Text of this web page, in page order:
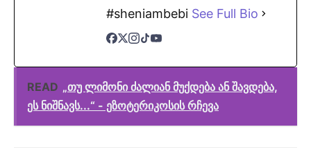
#sheniambebi See Full Bio
READ „თუ ლიმონი ძალიან მუქდება ან შავდება,
ეს ნიშნავს...“ - ეზოტერიკოსის რჩევა